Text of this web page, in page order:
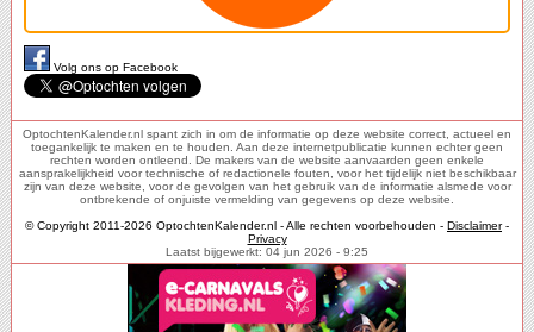
Volg ons op Facebook
OptochtenKalender.nl spant zich in om de informatie op deze website correct, actueel en
toegankelijk te maken en te houden. Aan deze internetpublicatie kunnen echter geen
rechten worden ontleend. De makers van de website aanvaarden geen enkele
aansprakelijkheid voor technische of redactionele fouten, voor het tijdelijk niet beschikbaar
zijn van deze website, voor de gevolgen van het gebruik van de informatie alsmede voor
ontbrekende of onjuiste vermelding van gegevens op deze website.
© Copyright 2011-2026 OptochtenKalender.nl - Alle rechten voorbehouden - Disclaimer-
Privacy
Laatst bijgewerkt: 04 jun 2026 - 9:25